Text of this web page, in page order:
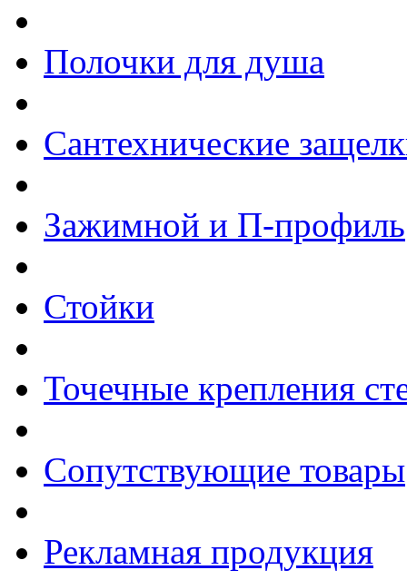
Полочки для душа
Сантехнические
Зажимной и П-профиль
Стойки
Точечные крепления
Сопутствующие товары
Рекламная продукция